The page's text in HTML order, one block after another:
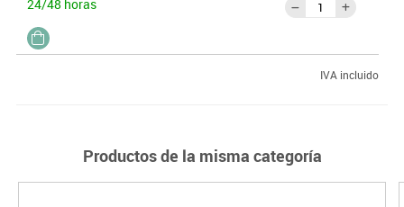
24/48 horas
IVA incluido
Productos de la misma categoría